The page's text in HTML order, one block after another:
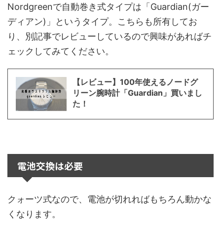
Nordgreenで自動巻き式タイプは「Guardian(ガー
ディアン)」というタイプ。こちらも所有してお
り、別記事でレビューしているので興味があればチ
ェックしてみてください。
【レビュー】100年使えるノードグ
リーン腕時計「Guardian」買いまし
た！
電池交換は必要
クォーツ式なので、電池が切れればもちろん動かな
くなります。